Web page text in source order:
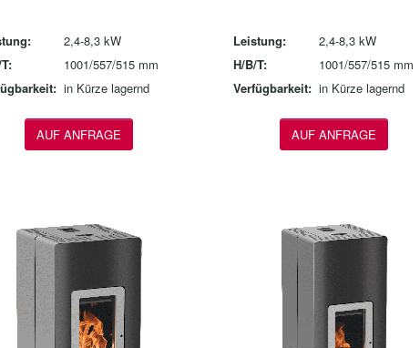
2,4-8,3 kW
1001/557/515 mm
in Kürze lagernd
AUF ANFRAGE
Leistung:
2,4-8,3 kW
H/B/T:
1001/557/515 mm
Verfügbarkeit: in Kürze lagernd
AUF ANFRAGE